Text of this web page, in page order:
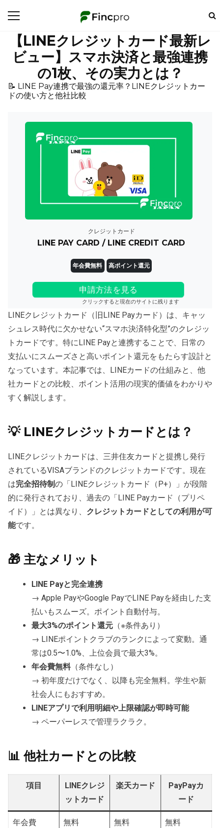
【LINEクレジットカード最新レ
ビュー】スマホ決済と最強連携
の1枚、その実力とは？
📝 LINE Pay連携で最強の還元率？LINEクレジットカー
ドの使い方と他社比較
クレジットカード
LINE PAY CARD / LINE CREDIT CARD
年会費無料 高ポイント還元
申請方法を見る
クリックすると現在のサイトに残ります
LINEクレジットカード（旧LINE Payカード）は、キャッ
シュレス時代に欠かせない“スマホ決済特化型”のクレジッ
トカードです。特にLINE Payと連携することで、日常の
支払いにスムーズさと高いポイント還元をもたらす設計と
なっています。本記事では、LINEカードの仕組みと、他
社カードとの比較、ポイント活用の現実的価値をわかりや
すく解説します。
💡 LINEクレジットカードとは？
LINEクレジットカードは、三井住友カードと提携し発行
されているVISAブランドのクレジットカードです。現在
は完全招待制の「LINEクレジットカード（P+）」が段階
的に発行されており、過去の「LINE Payカード（プリペ
イド）」とは異なり、 クレジットカードとしての利用が可
能です。
🎁 主なメリット
LINE Payと完全連携
→ Apple PayやGoogle PayでLINE Payを経由した支
払いもスムーズ。ポイント自動付与。
最大3%のポイント還元 （※条件あり）
→ LINEポイントクラブのランクによって変動。通
常は0.5〜1.0%、上位会員で最大3%。
年会費無料（条件なし）
→ 初年度だけでなく、以降も完全無料。学生や新
社会人にもおすすめ。
LINEアプリで利用明細や上限確認が即時可能
→ ペーパーレスで管理ラクラク。
📊 他社カードとの比較
項目
LINEクレジ
ットカード
楽天カード
PayPayカ
ード
年会費 無料 無料 無料